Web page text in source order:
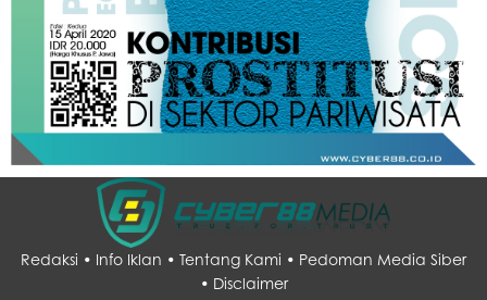
Redaksi • Info Iklan • Tentang Kami • Pedoman Media Siber
• Disclaimer